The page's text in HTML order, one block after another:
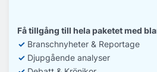
Få tillgång till hela paketet med
✓ Branschnyheter & Reportage
✓ Djupgående analyser